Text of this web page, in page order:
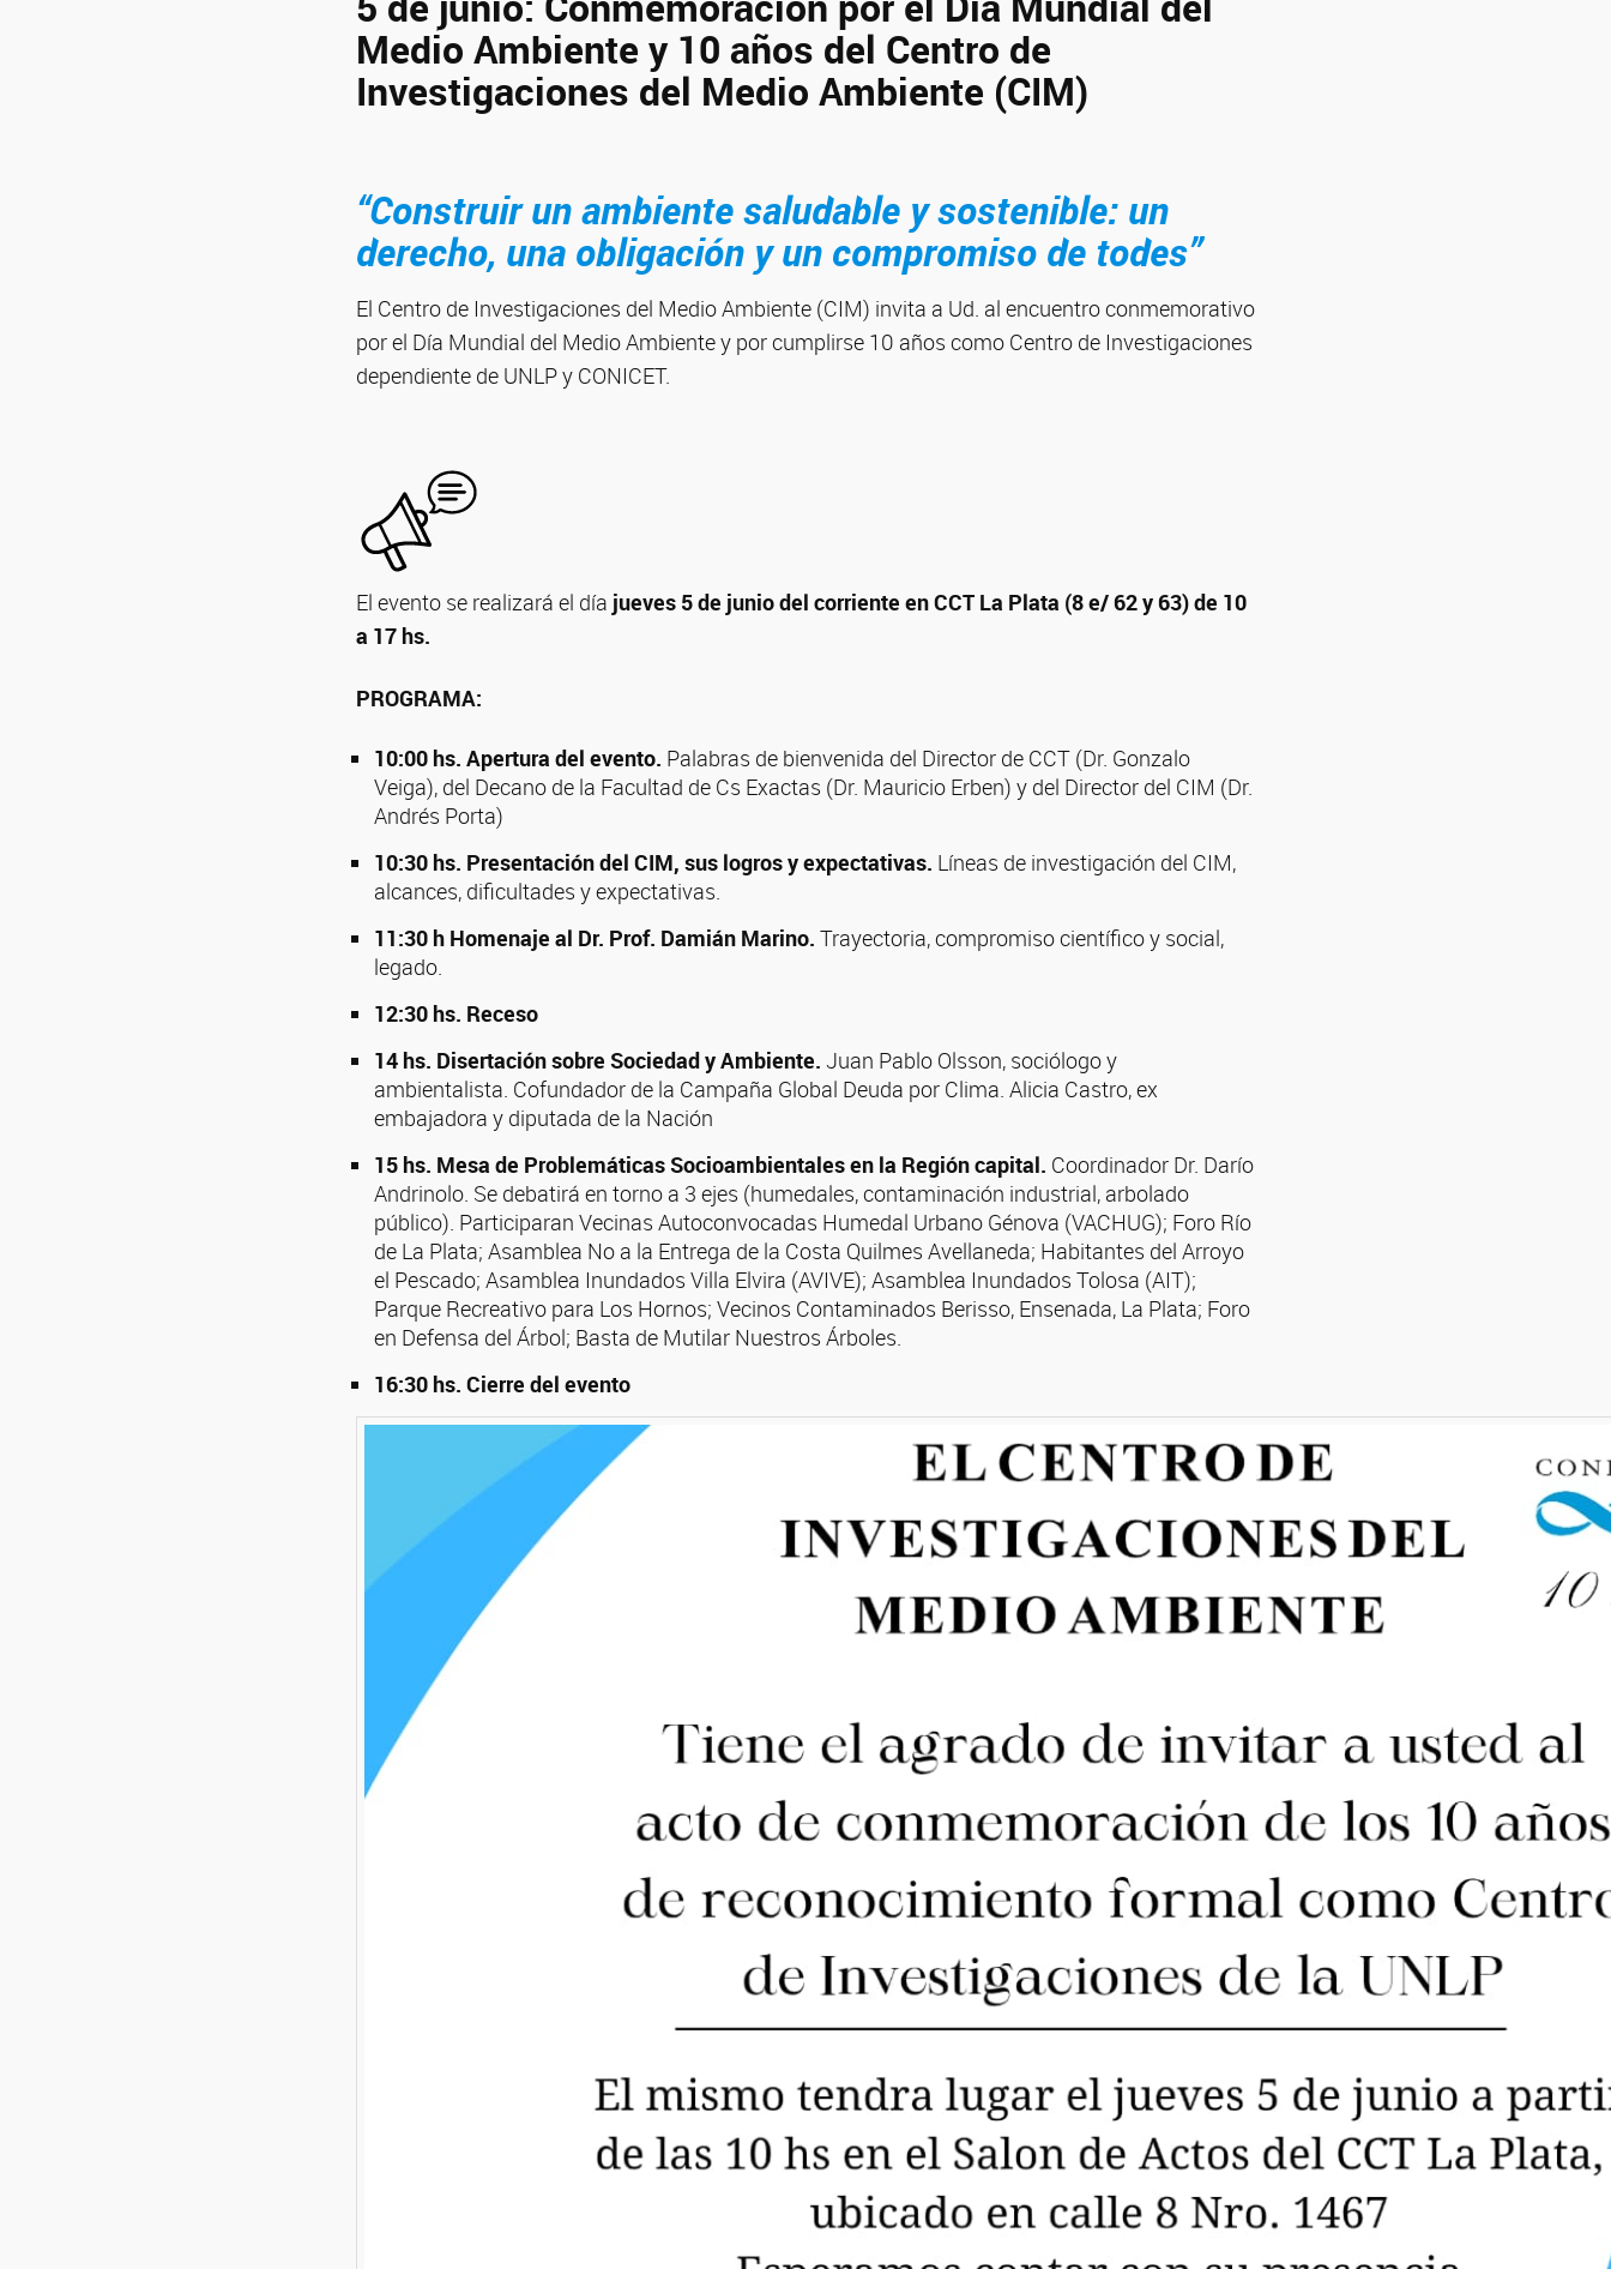
Medio Ambiente y 10 años del Centro de
Investigaciones del Medio Ambiente (CIM)
“Construir un ambiente saludable y sostenible: un
derecho, una obligación y un compromiso de todes”
El Centro de Investigaciones del Medio Ambiente (CIM) invita a Ud. al encuentro conmemorativo
por el Día Mundial del Medio Ambiente y por cumplirse 10 años como Centro de Investigaciones
dependiente de UNLP y CONICET.
El evento se realizará el día jueves 5 de junio del corriente en CCT La Plata (8 e/ 62 y 63) de 10
a 17 hs.
PROGRAMA:
10:00 hs. Apertura del evento. Palabras de bienvenida del Director de CCT (Dr. Gonzalo
Veiga), del Decano de la Facultad de Cs Exactas (Dr. Mauricio Erben) y del Director del CIM (Dr.
Andrés Porta)
10:30 hs. Presentación del CIM, sus logros y expectativas. Líneas de investigación del CIM,
alcances, dificultades y expectativas.
11:30 h Homenaje al Dr. Prof. Damián Marino. Trayectoria, compromiso científico y social,
legado.
12:30 hs. Receso
14 hs. Disertación sobre Sociedad y Ambiente. Juan Pablo Olsson, sociólogo y
ambientalista. Cofundador de la Campaña Global Deuda por Clima. Alicia Castro, ex
embajadora y diputada de la Nación
15 hs. Mesa de Problemáticas Socioambientales en la Región capital. Coordinador Dr. Darío
Andrinolo. Se debatirá en torno a 3 ejes (humedales, contaminación industrial, arbolado
público). Participaran Vecinas Autoconvocadas Humedal Urbano Génova (VACHUG); Foro Río
de La Plata; Asamblea No a la Entrega de la Costa Quilmes Avellaneda; Habitantes del Arroyo
el Pescado; Asamblea Inundados Villa Elvira (AVIVE); Asamblea Inundados Tolosa (AIT);
Parque Recreativo para Los Hornos; Vecinos Contaminados Berisso, Ensenada, La Plata; Foro
en Defensa del Árbol; Basta de Mutilar Nuestros Árboles.
16:30 hs. Cierre del evento